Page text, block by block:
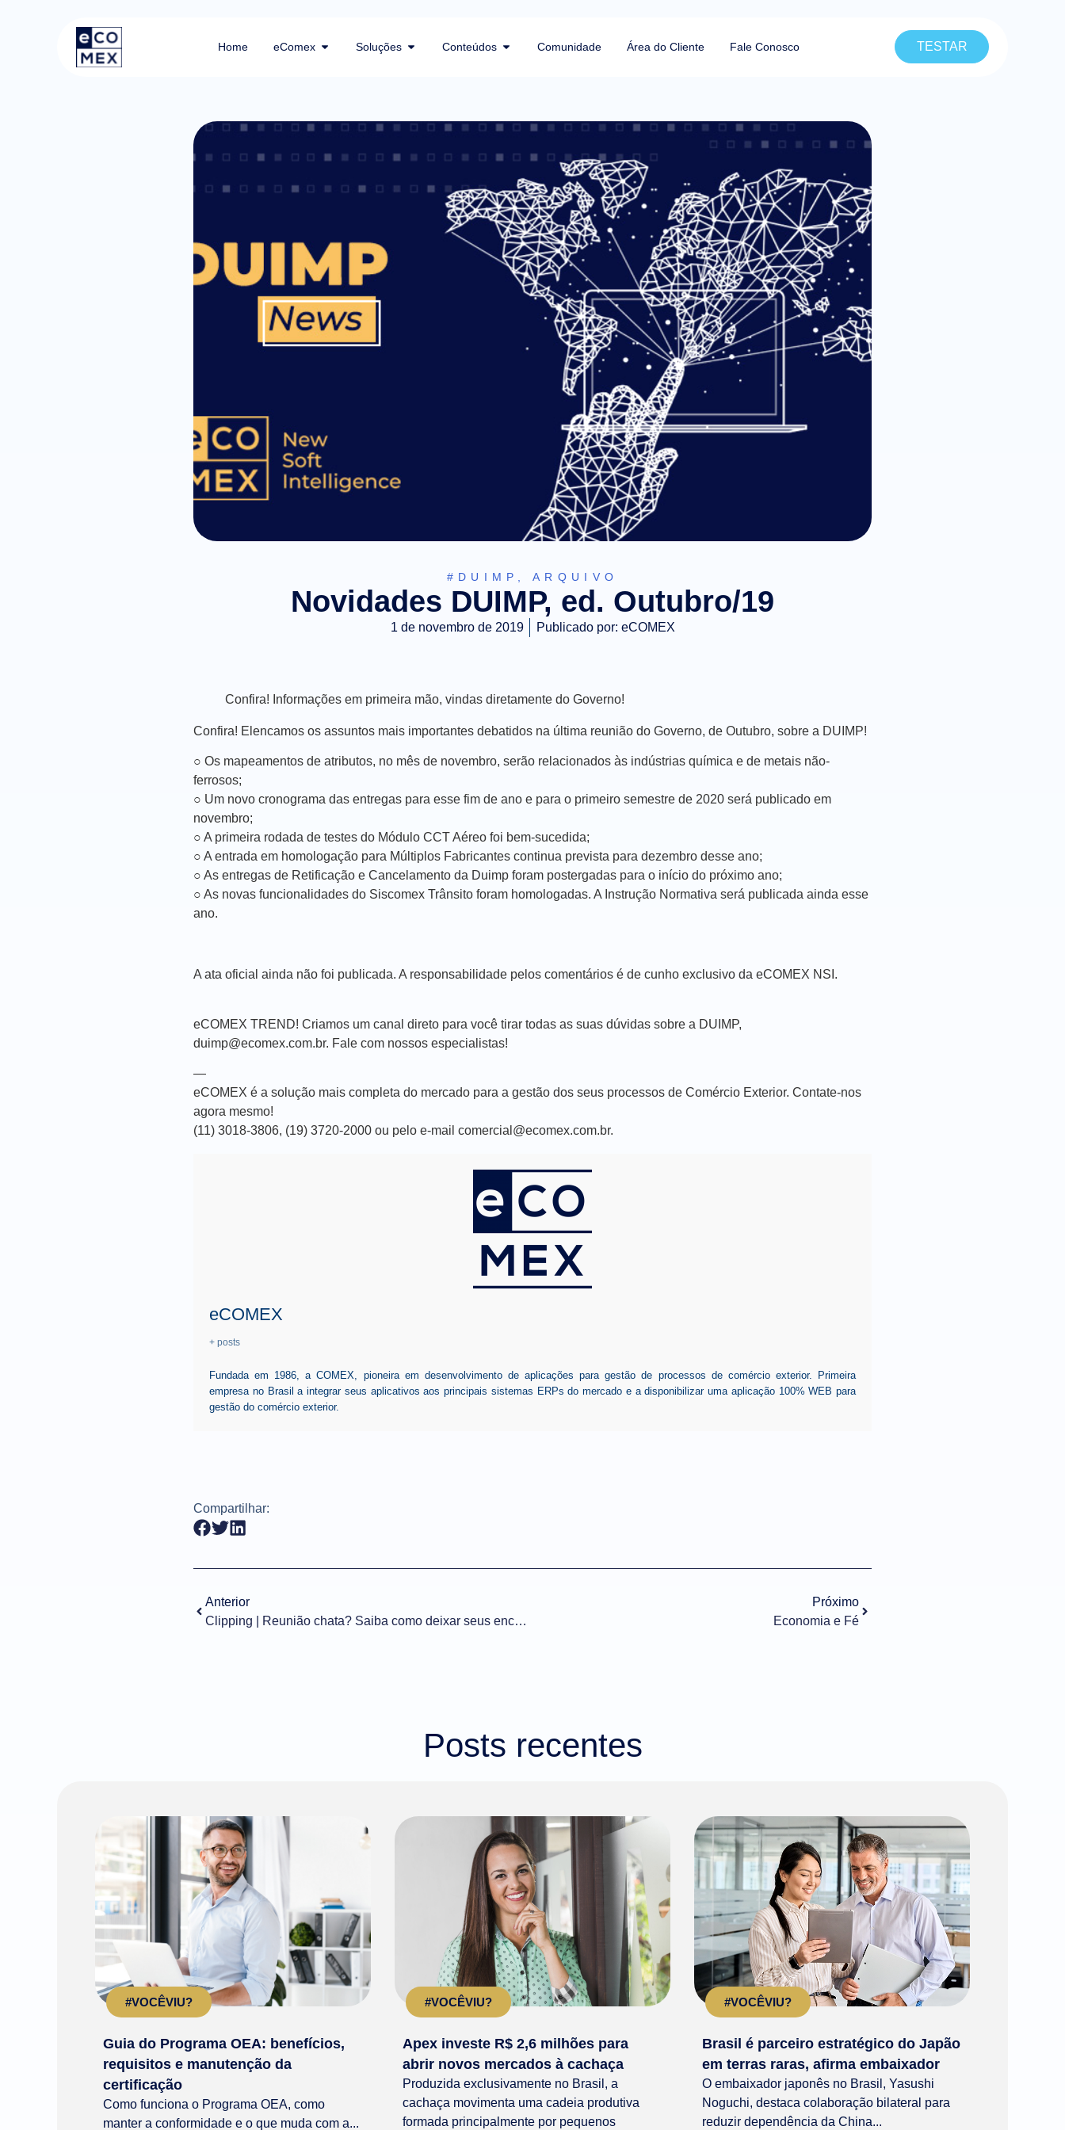
Home eComex Soluções Conteúdos Comunidade Área do Cliente Fale Conosco TESTAR
#DUIMP ,ARQUIVO
Novidades DUIMP, ed. Outubro/19
1 de novembro de 2019 Publicado por: eCOMEX
Confira! Informações em primeira mão, vindas diretamente do Governo!
Confira! Elencamos os assuntos mais importantes debatidos na última reunião do Governo, de Outubro, sobre a DUIMP!
○ Os mapeamentos de atributos, no mês de novembro, serão relacionados às indústrias química e de metais não-
ferrosos;
○ Um novo cronograma das entregas para esse fim de ano e para o primeiro semestre de 2020 será publicado em
novembro;
○ A primeira rodada de testes do Módulo CCT Aéreo foi bem-sucedida;
○ A entrada em homologação para Múltiplos Fabricantes continua prevista para dezembro desse ano;
○ As entregas de Retificação e Cancelamento da Duimp foram postergadas para o início do próximo ano;
○ As novas funcionalidades do Siscomex Trânsito foram homologadas. A Instrução Normativa será publicada ainda esse
ano.
A ata oficial ainda não foi publicada. A responsabilidade pelos comentários é de cunho exclusivo da eCOMEX NSI.
eCOMEX TREND! Criamos um canal direto para você tirar todas as suas dúvidas sobre a DUIMP,
duimp@ecomex.com.br. Fale com nossos especialistas!
—
eCOMEX é a solução mais completa do mercado para a gestão dos seus processos de Comércio Exterior. Contate-nos
agora mesmo!
(11) 3018-3806, (19) 3720-2000 ou pelo e-mail comercial@ecomex.com.br.
eCOMEX
+ posts
Fundada em 1986, a COMEX, pioneira em desenvolvimento de aplicações para gestão de processos de comércio exterior. Primeira
empresa no Brasil a integrar seus aplicativos aos principais sistemas ERPs do mercado e a disponibilizar uma aplicação 100% WEB para
gestão do comércio exterior.
Compartilhar:
Anterior
Clipping | Reunião chata? Saiba como deixar seus encontros profissionais mais produtivos
Próximo
Economia e Fé
Posts recentes
#VOCÊVIU?
Guia do Programa OEA: benefícios,
requisitos e manutenção da
certificação
Como funciona o Programa OEA, como
manter a conformidade e o que muda com a...
#VOCÊVIU?
Apex investe R$ 2,6 milhões para
abrir novos mercados à cachaça
Produzida exclusivamente no Brasil, a
cachaça movimenta uma cadeia produtiva
formada principalmente por pequenos
#VOCÊVIU?
Brasil é parceiro estratégico do Japão
em terras raras, afirma embaixador
O embaixador japonês no Brasil, Yasushi
Noguchi, destaca colaboração bilateral para
reduzir dependência da China...